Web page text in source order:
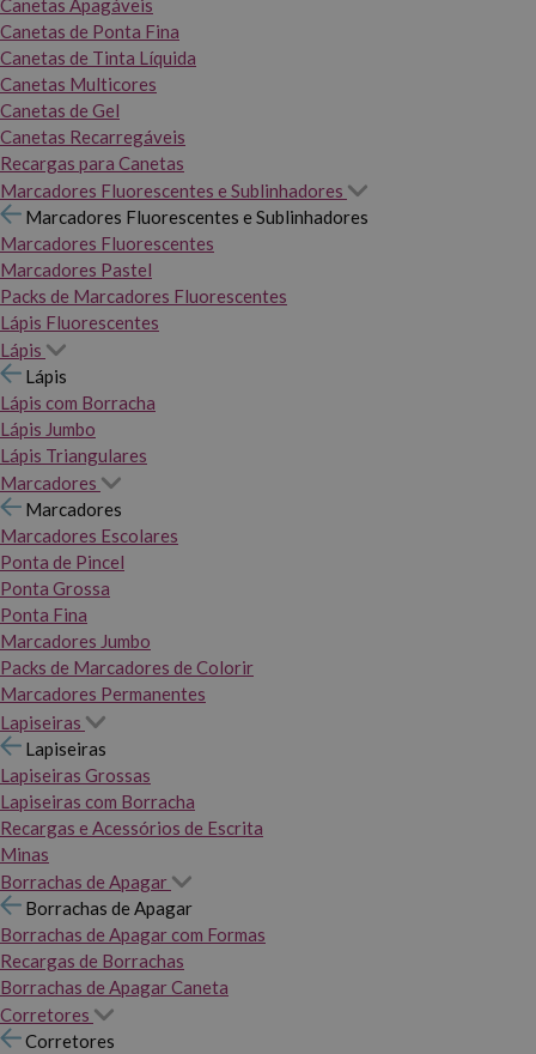
Canetas Apagáveis
Canetas de Ponta Fina
Canetas de Tinta Líquida
Canetas Multicores
Canetas de Gel
Canetas Recarregáveis
Recargas para Canetas
Marcadores Fluorescentes e Sublinhadores
Marcadores Fluorescentes e Sublinhadores
Marcadores Fluorescentes
Marcadores Pastel
Packs de Marcadores Fluorescentes
Lápis Fluorescentes
Lápis
Lápis
Lápis com Borracha
Lápis Jumbo
Lápis Triangulares
Marcadores
Marcadores
Marcadores Escolares
Ponta de Pincel
Ponta Grossa
Ponta Fina
Marcadores Jumbo
Packs de Marcadores de Colorir
Marcadores Permanentes
Lapiseiras
Lapiseiras
Lapiseiras Grossas
Lapiseiras com Borracha
Recargas e Acessórios de Escrita
Minas
Borrachas de Apagar
Borrachas de Apagar
Borrachas de Apagar com Formas
Recargas de Borrachas
Borrachas de Apagar Caneta
Corretores
Corretores